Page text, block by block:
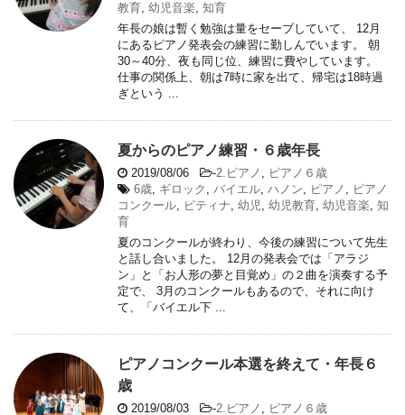
教育, 幼児音楽, 知育
年長の娘は暫く勉強は量をセーブしていて、 12月
にあるピアノ発表会の練習に勤しんでいます。 朝
30～40分、夜も同じ位、練習に費やしています。
仕事の関係上、朝は7時に家を出て、帰宅は18時過
ぎという ...
夏からのピアノ練習・６歳年長
2019/08/06 -2.ピアノ , ピアノ６歳
6歳, ギロック , バイエル, ハノン, ピアノ , ピアノ
コンクール, ピティナ, 幼児, 幼児教育, 幼児音楽, 知
育
夏のコンクールが終わり、今後の練習について先生
と話し合いました。 12月の発表会では「アラジ
ン」と「お人形の夢と目覚め」の２曲を演奏する予
定で、 3月のコンクールもあるので、それに向け
て、「バイエル下 ...
ピアノコンクール本選を終えて・年長６
歳
2019/08/03 -2.ピアノ , ピアノ６歳